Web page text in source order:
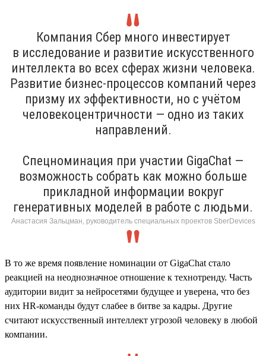
Компания Сбер много инвестирует
в исследование и развитие искусственного
интеллекта во всех сферах жизни человека.
Развитие бизнес-процессов компаний через
призму их эффективности, но с учётом
человекоцентричности — одно из таких
направлений.
Спецноминация при участии GigaChat —
возможность собрать как можно больше
прикладной информации вокруг
генеративных моделей в работе с людьми.
Анастасия Зальцман, руководитель специальных проектов SberDevices
В то же время появление номинации от GigaChat стало
реакцией на неоднозначное отношение к технотренду. Часть
аудитории видит за нейросетями будущее и уверена, что без
них HR-команды будут слабее в битве за кадры. Другие
считают искусственный интеллект угрозой человеку в любой
компании.